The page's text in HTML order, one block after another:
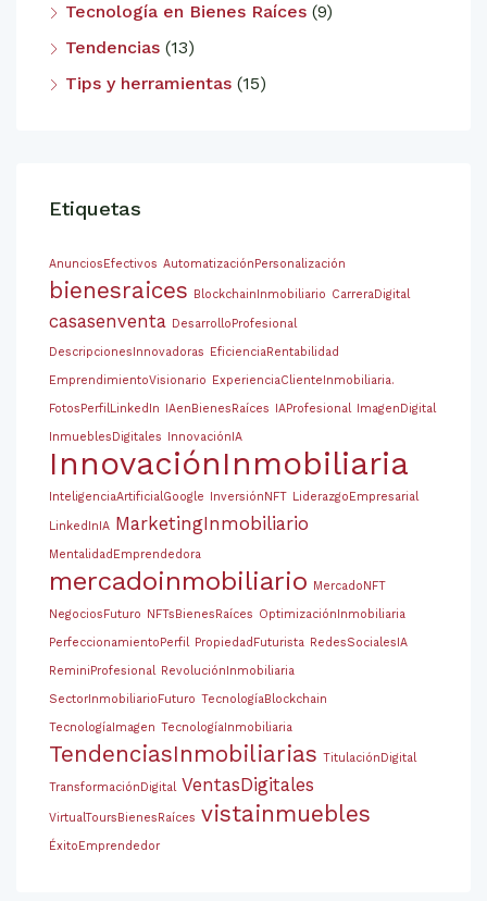
Tecnología en Bienes Raíces (9)
Tendencias (13)
Tips y herramientas (15)
Etiquetas
AnunciosEfectivos AutomatizaciónPersonalización
bienesraices BlockchainInmobiliario CarreraDigital
casasenventa DesarrolloProfesional
DescripcionesInnovadoras EficienciaRentabilidad
EmprendimientoVisionario ExperienciaClienteInmobiliaria.
FotosPerfilLinkedIn IAenBienesRaíces IAProfesional ImagenDigital
InmueblesDigitales InnovaciónIA
InnovaciónInmobiliaria
InteligenciaArtificialGoogle InversiónNFT LiderazgoEmpresarial
LinkedInIA MarketingInmobiliario
MentalidadEmprendedora
mercadoinmobiliario MercadoNFT
NegociosFuturo NFTsBienesRaíces OptimizaciónInmobiliaria
PerfeccionamientoPerfil PropiedadFuturista RedesSocialesIA
ReminiProfesional RevoluciónInmobiliaria
SectorInmobiliarioFuturo TecnologíaBlockchain
TecnologíaImagen TecnologíaInmobiliaria
TendenciasInmobiliarias TitulaciónDigital
TransformaciónDigital VentasDigitales
VirtualToursBienesRaíces vistainmuebles
ÉxitoEmprendedor